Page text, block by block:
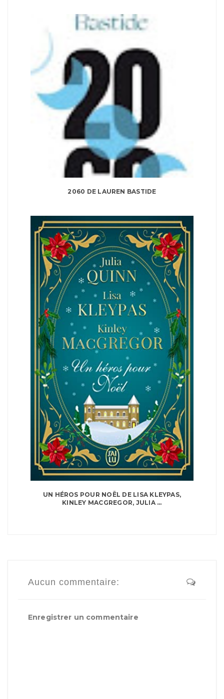
2060 DE LAUREN BASTIDE
UN HÉROS POUR NOËL DE LISA KLEYPAS,
KINLEY MACGREGOR, JULIA ...
Aucun commentaire:
Enregistrer un commentaire